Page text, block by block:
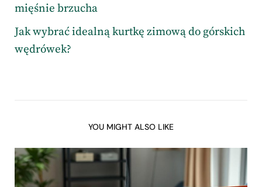
mięśnie brzucha
Jak wybrać idealną kurtkę zimową do górskich
wędrówek?
YOU MIGHT ALSO LIKE